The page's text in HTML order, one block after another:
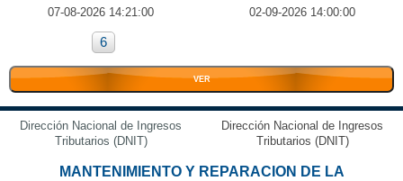
07-08-2026 14:21:00 02-09-2026 14:00:00
6
VER
Dirección Nacional de Ingresos
Tributarios (DNIT)
Dirección Nacional de Ingresos
Tributarios (DNIT)
MANTENIMIENTO Y REPARACION DE LA